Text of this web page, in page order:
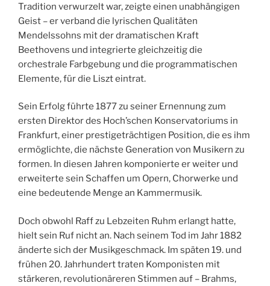
Tradition verwurzelt war, zeigte einen unabhängigen
Geist – er verband die lyrischen Qualitäten
Mendelssohns mit der dramatischen Kraft
Beethovens und integrierte gleichzeitig die
orchestrale Farbgebung und die programmatischen
Elemente, für die Liszt eintrat.
Sein Erfolg führte 1877 zu seiner Ernennung zum
ersten Direktor des Hoch’schen Konservatoriums in
Frankfurt, einer prestigeträchtigen Position, die es ihm
ermöglichte, die nächste Generation von Musikern zu
formen. In diesen Jahren komponierte er weiter und
erweiterte sein Schaffen um Opern, Chorwerke und
eine bedeutende Menge an Kammermusik.
Doch obwohl Raff zu Lebzeiten Ruhm erlangt hatte,
hielt sein Ruf nicht an. Nach seinem Tod im Jahr 1882
änderte sich der Musikgeschmack. Im späten 19. und
frühen 20. Jahrhundert traten Komponisten mit
stärkeren, revolutionäreren Stimmen auf – Brahms,